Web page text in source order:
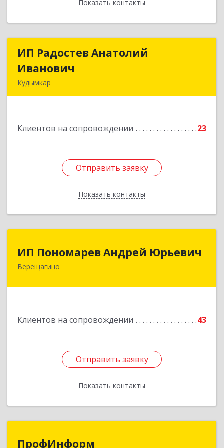
Показать контакты
Назад
ИП Радостев Анатолий
Иванович
Кудымкар
Клиентов на сопровождении 23
Отправить заявку
Показать контакты
ИП Радостев Анатолий
Подробнее
Отправить заявку
Назад
ИП Пономарев Андрей Юрьевич
Верещагино
Клиентов на сопровождении 43
Отправить заявку
Показать контакты
ИП Пономарев Андрей Юрьевич
617120, Пермский край, Верещагинский р-н,
Отправить заявку
Назад
ПрофИнформ